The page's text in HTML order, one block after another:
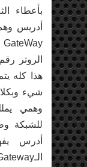
بأعطاء
هذا كله
شيء
للشبكة
أدرس